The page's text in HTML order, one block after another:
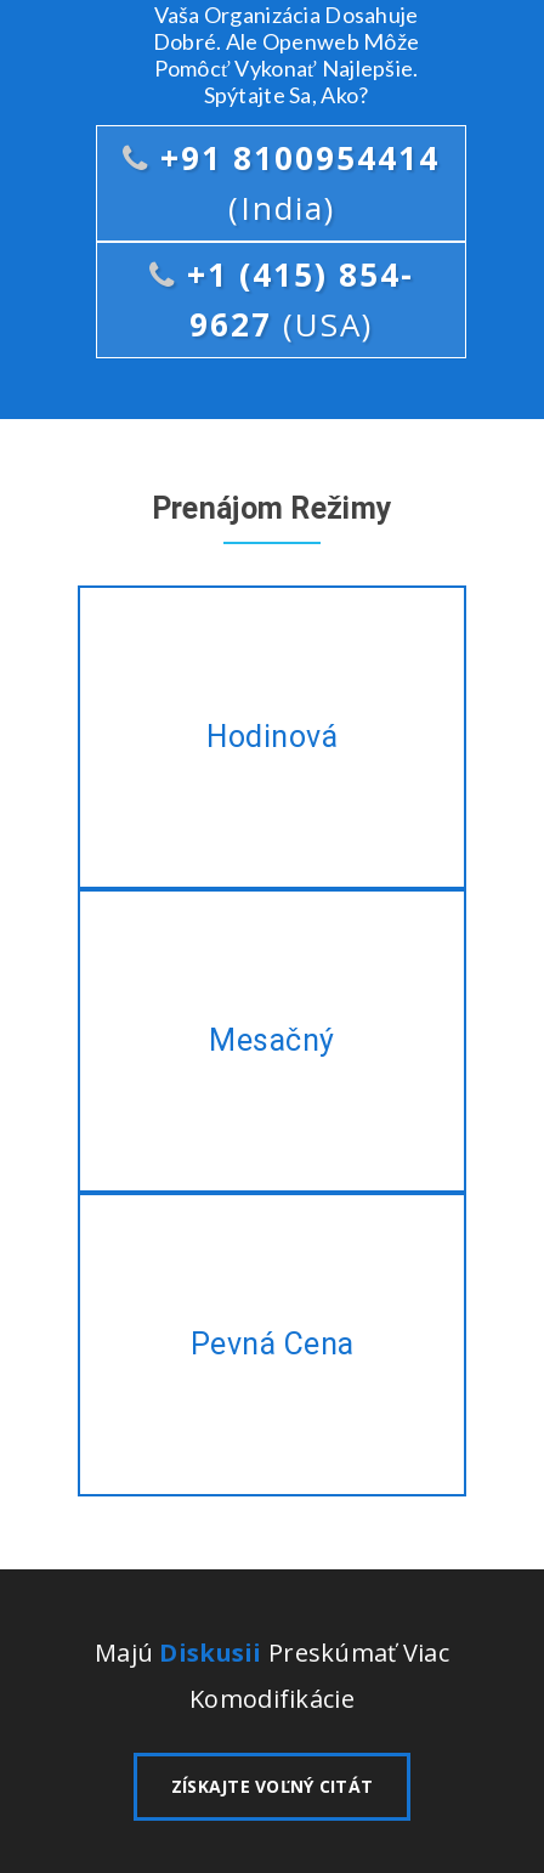
Vaša Organizácia Dosahuje
Dobré. Ale Openweb Môže
Pomôcť Vykonať Najlepšie.
Spýtajte Sa, Ako?
+91 8100954414
(India)
+1 (415) 854-
9627 (USA)
Prenájom Režimy
Hodinová
vývojári na hodinovom základe
šité na mieru spĺňajú vaše
Mesačný
rovnaké Flutter App rozvoj
služieb v najlepšom
Pevná Cena
čas na správu? Dovoľte nám,
Majú Diskusii Preskúmať Viac
Komodifikácie
ZÍSKAJTE VOĽNÝ CITÁT